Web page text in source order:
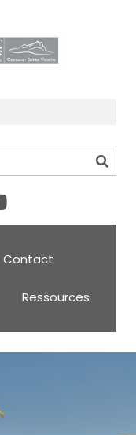
Contact
Ressources